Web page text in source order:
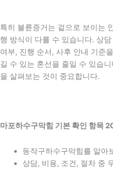
특히 불륜증거는 겉으로 보이는
행 방식이 다를 수 있습니다. 상
여부, 진행 순서, 사후 안내 기준
길 수 있는 혼선을 줄일 수 있습
을 살펴보는 것이 중요합니다.
마포하수구막힘 기본 확인 항목
동작구하수구막힘를 알아
상담, 비용, 조건, 절차 중